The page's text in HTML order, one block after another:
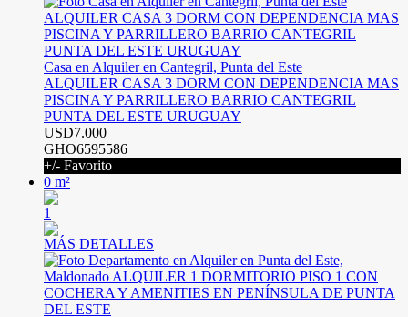
Casa en Alquiler en Cantegril, Punta del Este
ALQUILER CASA 3 DORM CON DEPENDENCIA MAS
PISCINA Y PARRILLERO BARRIO CANTEGRIL
PUNTA DEL ESTE URUGUAY
USD7.000
GHO6595586
+/- Favorito
0 m²
1
MÁS DETALLES